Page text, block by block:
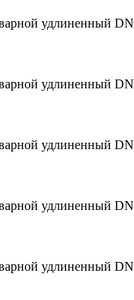
удлиненный
удлиненный
удлиненный
удлиненный
удлиненный